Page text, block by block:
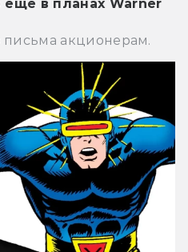
ещё в планах Warner
письма акционерам.